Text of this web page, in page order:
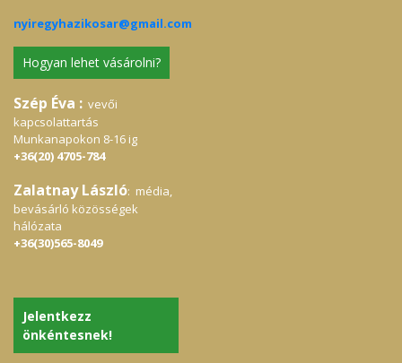
nyiregyhazikosar@gmail.com
Hogyan lehet vásárolni?
Szép Éva : vevői
kapcsolattartás
Munkanapokon 8-16 ig
+36(20) 4705-784
Zalatnay László: média,
bevásárló közösségek
hálózata
+36(30)565-8049
Jelentkezz
önkéntesnek!